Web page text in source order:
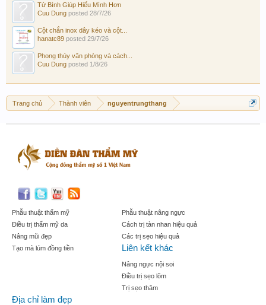
Tử Bình Giúp Hiểu Mình Hơn
Cuu Dung posted 28/7/26
Cột chắn inox dây kéo và cột...
hanatc89 posted 29/7/26
Phong thủy văn phòng và cách...
Cuu Dung posted 1/8/26
Trang chủ Thành viên nguyentrungthang
Phẫu thuật thẩm mỹ
Điều trị thẩm mỹ da
Nâng mũi đẹp
Tạo mà lúm đồng tiền
Phẫu thuật nâng ngực
Cách trị tàn nhan hiệu quả
Các trị sẹo hiệu quả
Liên kết khác
Nâng ngực nội soi
Điều trị sẹo lõm
Trị sẹo thâm
Địa chỉ làm đẹp